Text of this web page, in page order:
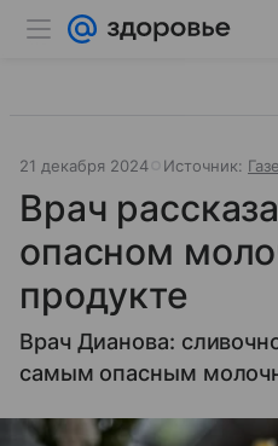
21 декабря 2024 Источник:
Врач
опасном
продукте
Врач Дианова:
самым опасным